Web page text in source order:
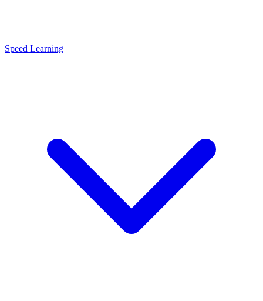
Speed Learning